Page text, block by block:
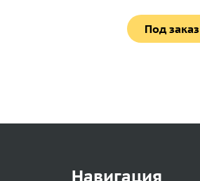
Под заказ
Навигация